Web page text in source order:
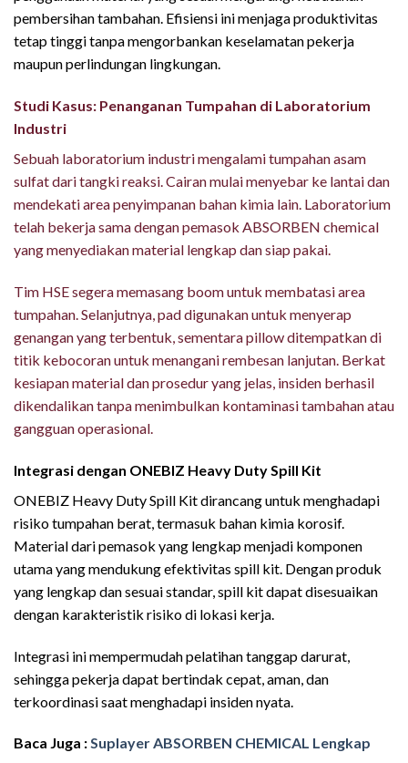
pembersihan tambahan. Efisiensi ini menjaga produktivitas
tetap tinggi tanpa mengorbankan keselamatan pekerja
maupun perlindungan lingkungan.
Studi Kasus: Penanganan Tumpahan di Laboratorium
Industri
Sebuah laboratorium industri mengalami tumpahan asam
sulfat dari tangki reaksi. Cairan mulai menyebar ke lantai dan
mendekati area penyimpanan bahan kimia lain. Laboratorium
telah bekerja sama dengan pemasok ABSORBEN chemical
yang menyediakan material lengkap dan siap pakai.
Tim HSE segera memasang boom untuk membatasi area
tumpahan. Selanjutnya, pad digunakan untuk menyerap
genangan yang terbentuk, sementara pillow ditempatkan di
titik kebocoran untuk menangani rembesan lanjutan. Berkat
kesiapan material dan prosedur yang jelas, insiden berhasil
dikendalikan tanpa menimbulkan kontaminasi tambahan atau
gangguan operasional.
Integrasi dengan ONEBIZ Heavy Duty Spill Kit
ONEBIZ Heavy Duty Spill Kit dirancang untuk menghadapi
risiko tumpahan berat, termasuk bahan kimia korosif.
Material dari pemasok yang lengkap menjadi komponen
utama yang mendukung efektivitas spill kit. Dengan produk
yang lengkap dan sesuai standar, spill kit dapat disesuaikan
dengan karakteristik risiko di lokasi kerja.
Integrasi ini mempermudah pelatihan tanggap darurat,
sehingga pekerja dapat bertindak cepat, aman, dan
terkoordinasi saat menghadapi insiden nyata.
Baca Juga :Suplayer ABSORBEN CHEMICAL Lengkap